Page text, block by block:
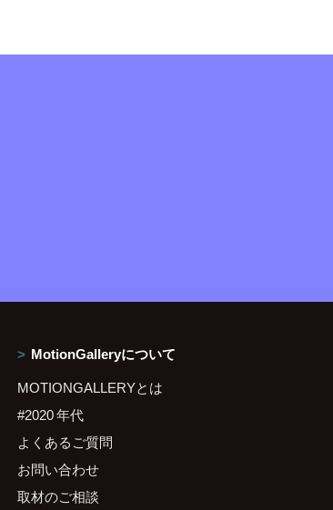
MotionGalleryについて
MOTIONGALLERYとは
#2020 年代
よくあるご質問
お問い合わせ
取材のご相談